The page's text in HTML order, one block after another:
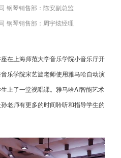
钢琴销售部：陈安副总监
钢琴销售部：周宇炫经理
在上海师范大学音乐学院小音乐厅开
乐学院宋艺旋老师使用雅马哈自动演
上了一堂视唱课。雅马哈AI智能艺术
老师有更多的时间聆听和指导学生的